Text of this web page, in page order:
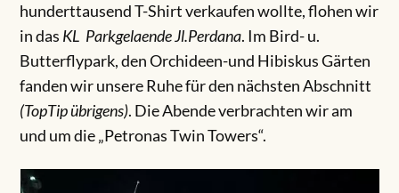
hunderttausend T-Shirt verkaufen wollte, flohen wir
in das KL Parkgelaende Jl.Perdana. Im Bird- u.
Butterflypark, den Orchideen-und Hibiskus Gärten
fanden wir unsere Ruhe für den nächsten Abschnitt
(TopTip übrigens). Die Abende verbrachten wir am
und um die „Petronas Twin Towers“.